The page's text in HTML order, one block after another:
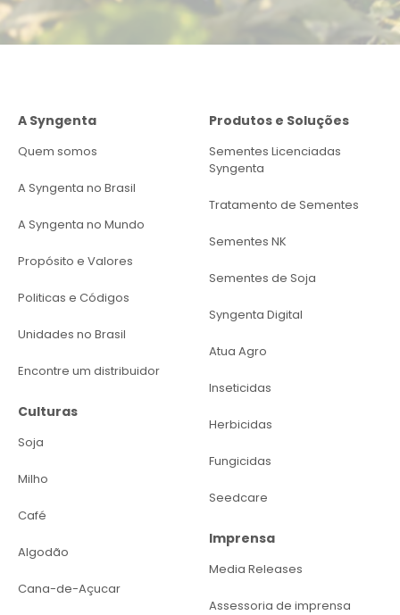
A Syngenta
Quem somos
A Syngenta no Brasil
A Syngenta no Mundo
Propósito e Valores
Politicas e Códigos
Unidades no Brasil
Encontre um distribuidor
Culturas
Soja
Milho
Café
Algodão
Cana-de-Açucar
Produtos e Soluções
Sementes Licenciadas
Syngenta
Tratamento de Sementes
Sementes NK
Sementes de Soja
Syngenta Digital
Atua Agro
Inseticidas
Herbicidas
Fungicidas
Seedcare
Imprensa
Media Releases
Assessoria de imprensa